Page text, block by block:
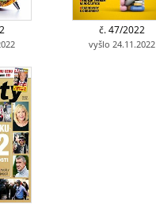
č. 47/2022
vyšlo 24.11.2022